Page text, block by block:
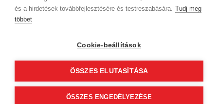
és a hirdetések továbbfejlesztésére és testreszabására. Tudj meg
többet
Cookie-beállítások
ÖSSZES ELUTASÍTÁSA
ÖSSZES ENGEDÉLYEZÉSEContinue to finalization
GTC (Subscriber Customer)
Follow us!
© 2012 Beauty World Net Kft. All rights reserved.